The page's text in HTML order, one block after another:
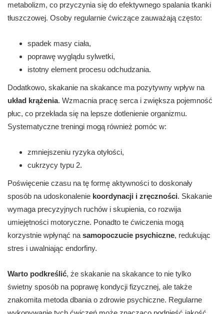
metabolizm, co przyczynia się do efektywnego spalania tkanki
tłuszczowej. Osoby regularnie ćwiczące zauważają często:
spadek masy ciała,
poprawę wyglądu sylwetki,
istotny element procesu odchudzania.
Dodatkowo, skakanie na skakance ma pozytywny wpływ na
układ krążenia. Wzmacnia pracę serca i zwiększa pojemność
płuc, co przekłada się na lepsze dotlenienie organizmu.
Systematyczne treningi mogą również pomóc w:
zmniejszeniu ryzyka otyłości,
cukrzycy typu 2.
Poświęcenie czasu na tę formę aktywności to doskonały
sposób na udoskonalenie koordynacji i zręczności. Skakanie
wymaga precyzyjnych ruchów i skupienia, co rozwija
umiejętności motoryczne. Ponadto te ćwiczenia mogą
korzystnie wpłynąć na samopoczucie psychiczne, redukując
stres i uwalniając endorfiny.
Warto podkreślić, że skakanie na skakance to nie tylko
świetny sposób na poprawę kondycji fizycznej, ale także
znakomita metoda dbania o zdrowie psychiczne. Regularne